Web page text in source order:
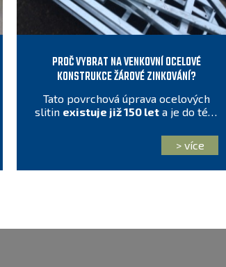
PROČ VYBRAT NA VENKOVNÍ OCELOVÉ
KONSTRUKCE ŽÁROVÉ ZINKOVÁNÍ?
Tato povrchová úprava ocelových
slitin existuje již 150 leta je do této
.
> více